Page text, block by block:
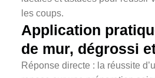
Application
de mur, dégrossi
Réponse directe : la réussite